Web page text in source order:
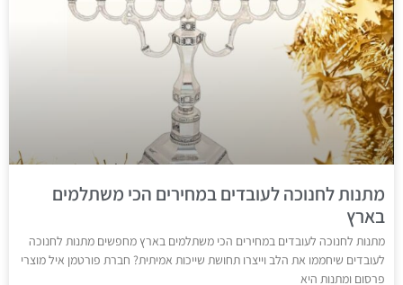
מתנות לחנוכה לעובדים במחירים הכי משתלמים
בארץ
מתנות לחנוכה לעובדים במחירים הכי משתלמים בארץ מחפשים מתנות לחנוכה
לעובדים שיחממו את הלב וייצרו תחושת שייכות אמיתית? חברת פורטמן איל מוצרי
פרסום ומתנות היא